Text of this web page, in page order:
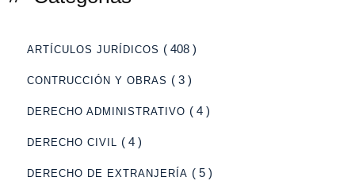
ARTÍCULOS JURÍDICOS ( 408 )
CONTRUCCIÓN Y OBRAS ( 3 )
DERECHO ADMINISTRATIVO ( 4 )
DERECHO CIVIL ( 4 )
DERECHO DE EXTRANJERÍA ( 5 )